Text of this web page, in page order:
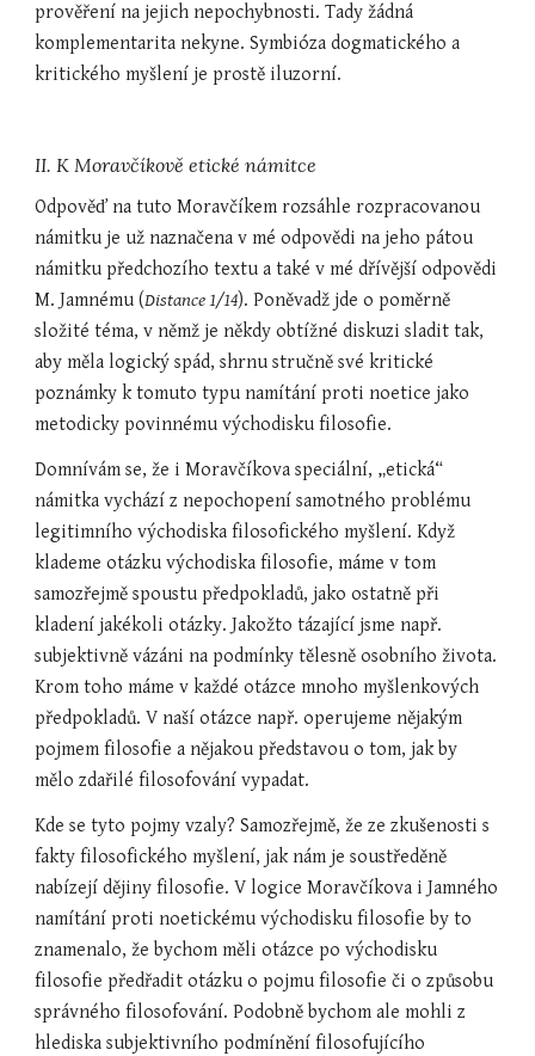
prověření na jejich nepochybnosti. Tady žádná
komplementarita nekyne. Symbióza dogmatického a
kritického myšlení je prostě iluzorní.
II. K Moravčíkově etické námitce
Odpověď na tuto Moravčíkem rozsáhle rozpracovanou
námitku je už naznačena v mé odpovědi na jeho pátou
námitku předchozího textu a také v mé dřívější odpovědi
M. Jamnému (Distance 1/14). Poněvadž jde o poměrně
složité téma, v němž je někdy obtížné diskuzi sladit tak,
aby měla logický spád, shrnu stručně své kritické
poznámky k tomuto typu namítání proti noetice jako
metodicky povinnému východisku filosofie.
Domnívám se, že i Moravčíkova speciální, „etická“
námitka vychází z nepochopení samotného problému
legitimního východiska filosofického myšlení. Když
klademe otázku východiska filosofie, máme v tom
samozřejmě spoustu předpokladů, jako ostatně při
kladení jakékoli otázky. Jakožto tázající jsme např.
subjektivně vázáni na podmínky tělesně osobního života.
Krom toho máme v každé otázce mnoho myšlenkových
předpokladů. V naší otázce např. operujeme nějakým
pojmem filosofie a nějakou představou o tom, jak by
mělo zdařilé filosofování vypadat.
Kde se tyto pojmy vzaly? Samozřejmě, že ze zkušenosti s
fakty filosofického myšlení, jak nám je soustředěně
nabízejí dějiny filosofie. V logice Moravčíkova i Jamného
namítání proti noetickému východisku filosofie by to
znamenalo, že bychom měli otázce po východisku
filosofie předřadit otázku o pojmu filosofie či o způsobu
správného filosofování. Podobně bychom ale mohli z
hlediska subjektivního podmínění filosofujícího